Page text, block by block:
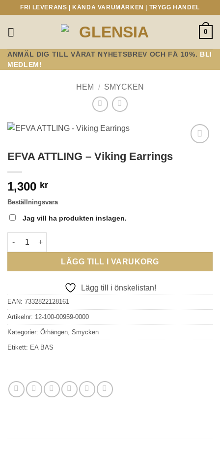
content
FRI LEVERANS | KÄNDA VARUMÄRKEN | TRYGG HANDEL
0
ANMÄL DIG TILL VÅRAT NYHETSBREV OCH FÅ 10%. BLI
MEDLEM!
HEM / SMYCKEN
önskelistan!
EFVA ATTLING – Viking Earrings
1,300 kr
Beställningsvara
Jag vill ha produkten inslagen.
EFVA ATTLING - Viking Earrings mängd
LÄGG TILL I VARUKORG
Lägg till i önskelistan!
EAN: 7332822128161
Artikelnr: 12-100-00959-0000
Kategorier: Örhängen Smycken
Etikett: EA BAS